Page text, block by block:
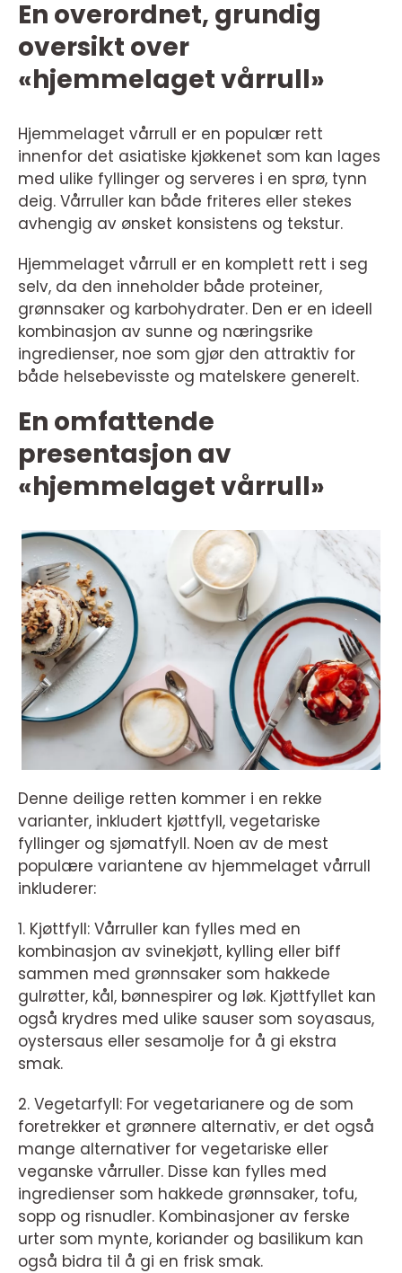
En overordnet, grundig
oversikt over
«hjemmelaget vårrull»
Hjemmelaget vårrull er en populær rett
innenfor det asiatiske kjøkkenet som kan lages
med ulike fyllinger og serveres i en sprø, tynn
deig. Vårruller kan både friteres eller stekes
avhengig av ønsket konsistens og tekstur.
Hjemmelaget vårrull er en komplett rett i seg
selv, da den inneholder både proteiner,
grønnsaker og karbohydrater. Den er en ideell
kombinasjon av sunne og næringsrike
ingredienser, noe som gjør den attraktiv for
både helsebevisste og matelskere generelt.
En omfattende
presentasjon av
«hjemmelaget vårrull»
Denne deilige retten kommer i en rekke
varianter, inkludert kjøttfyll, vegetariske
fyllinger og sjømatfyll. Noen av de mest
populære variantene av hjemmelaget vårrull
inkluderer:
1. Kjøttfyll: Vårruller kan fylles med en
kombinasjon av svinekjøtt, kylling eller biff
sammen med grønnsaker som hakkede
gulrøtter, kål, bønnespirer og løk. Kjøttfyllet kan
også krydres med ulike sauser som soyasaus,
oystersaus eller sesamolje for å gi ekstra
smak.
2. Vegetarfyll: For vegetarianere og de som
foretrekker et grønnere alternativ, er det også
mange alternativer for vegetariske eller
veganske vårruller. Disse kan fylles med
ingredienser som hakkede grønnsaker, tofu,
sopp og risnudler. Kombinasjoner av ferske
urter som mynte, koriander og basilikum kan
også bidra til å gi en frisk smak.